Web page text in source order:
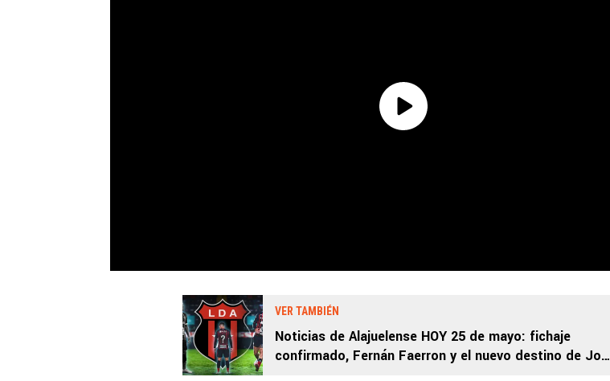
VER TAMBIÉN
Noticias de Alajuelense HOY 25 de mayo: fichaje
confirmado, Fernán Faerron y el nuevo destino de Joel